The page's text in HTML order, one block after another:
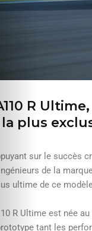
R
plus
sur le succès
de la
ultime de ce
R Ultime est née
tant les